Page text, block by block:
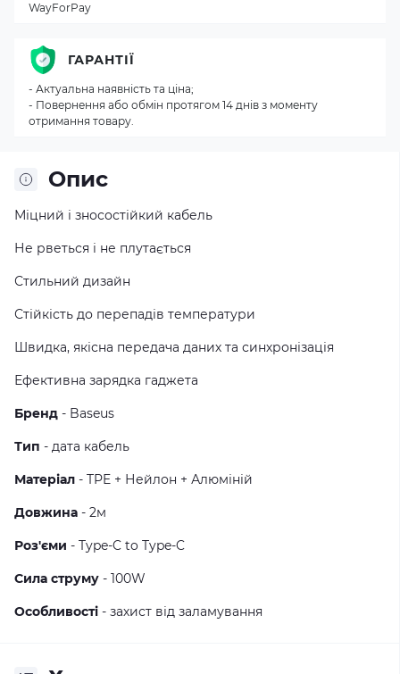
Опис
Міцний і зносостійкий кабель
Не рветься і не плутається
Стильний дизайн
Стійкість до перепадів температури
Швидка, якісна передача даних та синхронізація
Ефективна зарядка гаджета
Бренд - Baseus
Тип - дата кабель
Матеріал - TPE + Нейлон + Алюміній
Довжина - 2м
Роз'єми - Type-C to Type-C
Сила струму - 100W
Особливості - захист від заламування
WayForPay
ГАРАНТІЇ
- Актуальна наявність та ціна;
- Повернення або обмін протягом 14 днів з моменту
отримання товару.